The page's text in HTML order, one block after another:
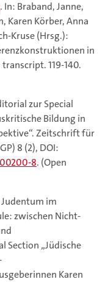
. In: Braband, Janne,
Karen Körber, Anna
Kruse (Hrsg.):
in
119-140.
zur Special
Bildung in
Zeitschrift für
8 (2), DOI:
8. (Open
Judentum im
zwischen Nicht-
Section „Jüdische
Karen